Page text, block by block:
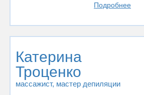
Подробнее
Катерина
Троценко
массажист, мастер депиляции